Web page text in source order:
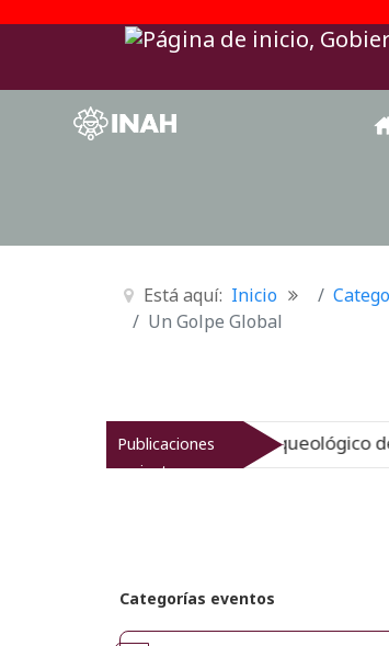
Está aquí: Inicio
Un Golpe Global
Publicaciones
recientes
el patrimonio arqueológico de
Categorías eventos